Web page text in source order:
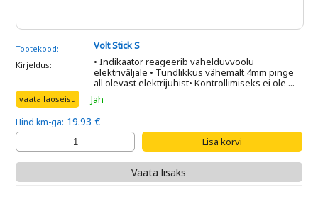
Tootekood: Volt Stick S
Kirjeldus:
• Indikaator reageerib vahelduvvoolu
elektriväljale • Tundlikkus vähemalt 4mm pinge
all olevast elektrijuhist• Kontrollimiseks ei ole ...
vaata laoseisu Jah
Hind km-ga: 19.93 €
Vaata lisaks